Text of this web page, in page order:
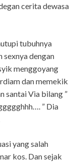
cerita dewasa
tubuhnya
sexnya dengan
menggoyang
dan memekik
santai Via bilang ”
” Dia
yang salah
kos. Dan sejak